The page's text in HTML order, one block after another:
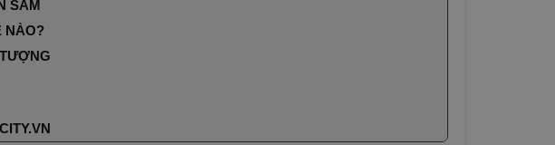
SÂM
NÀO?